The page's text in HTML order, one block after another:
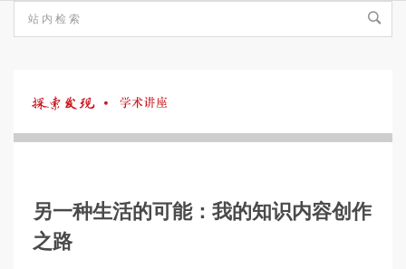
探
发
另一种生活的可能：我的知识内容创作
之路